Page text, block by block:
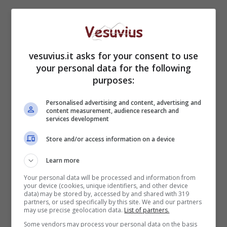
Nonostante sulla vicenda vi sia un certo riserbo,
trapelano fonti e testimonianze ben mirate su
vista del bottino, non tardano a sovvertire le
proprie idee in fatto di elezioni.
Si parla, infatti, di pacchetti di voto contenenti
circa250 nomi alla volta, che il titolare
d’azienda o di negozio di turno avrebbe poi
vesuvius.it asks for your consent to use
your personal data for the following
purposes:
Personalised advertising and content, advertising and
content measurement, audience research and
services development
Store and/or access information on a device
Learn more
Your personal data will be processed and information from
your device (cookies, unique identifiers, and other device
data) may be stored by, accessed by and shared with 319
partners, or used specifically by this site. We and our partners
may use precise geolocation data. List of partners.
Some vendors may process your personal data on the basis